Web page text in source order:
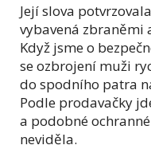
Její slova
vybavená zbraněmi
Když jsme o
se ozbrojení muži
do spodního patra
Podle prodavačky
a podobné
neviděla.